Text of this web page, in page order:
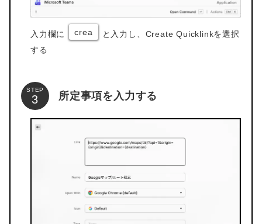
入力欄に crea
と入力し、Create Quicklinkを選択
する
STEP
所定事項を入力する